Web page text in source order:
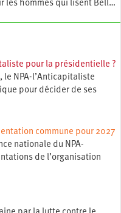
les hommes qui lisent Bell…
pour la présidentielle ?
le NPA-l’Anticapitaliste
pour décider de ses
commune pour 2027
nationale du NPA-
de l’organisation